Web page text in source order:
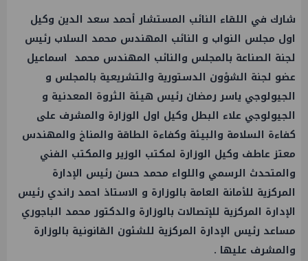
شارك في اللقاء النائب المستشار أحمد سعد الدين وكيل
اول مجلس النواب و النائب المهندس محمد السلاب رئيس
لجنة الصناعة بالمجلس والنائب المهندس محمد اسماعيل
عضو لجنة الشؤون الدستورية والتشريعية بالمجلس و
الجيولوجي ياسر رمضان رئيس هيئة الثروة المعدنية و
الجيولوجي علاء البطل وكيل اول الوزارة والمشرف على
كفاءة السلامة والبيئة وكفاءة الطاقة والمناخ والمهندس
معتز عاطف وكيل الوزارة لمكتب الوزير والمكتب الفني
والمتحدث الرسمي واللواء محمد حسن رئيس الإدارة
المركزية للأمانة العامة بالوزارة و الاستاذ احمد راندي رئيس
الإدارة المركزية للإتصالات بالوزارة والدكتور محمد الباجوري
مساعد رئيس الإدارة المركزية للشئون القانونية بالوزارة
والمشرف عليها .